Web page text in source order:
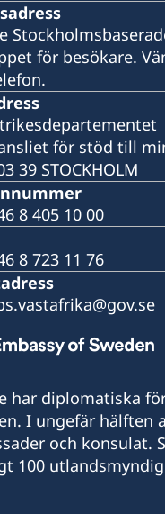
för besökare.
för stöd till
39 STOCKHOLM
8 405 10 00
8 723 11 76
har diplomatiska
I ungefär hälften
och konsulat.
100